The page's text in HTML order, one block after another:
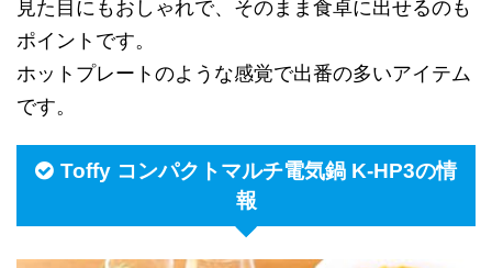
見た目にもおしゃれで、そのまま食卓に出せるのも
ポイントです。
ホットプレートのような感覚で出番の多いアイテム
です。
Toffy コンパクトマルチ電気鍋 K-HP3の情
報